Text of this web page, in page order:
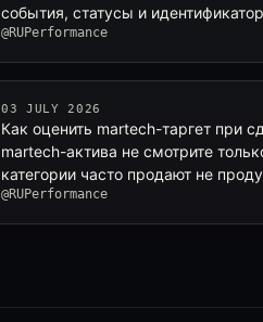
события, статусы и
@RUPerformance
03 JULY 2026
Как оценить martech-таргет при
martech-актива не смотрите
категории часто продают не
@RUPerformance